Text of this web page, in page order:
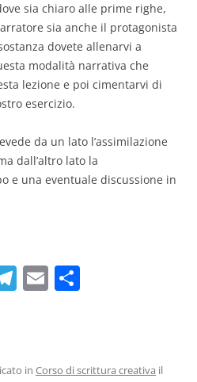
sia chiaro alle prime righe,
sia anche il protagonista
dovete allenarvi a
modalità narrativa che
lezione e poi cimentarvi di
esercizio.
da un lato l’assimilazione
dall’altro lato la
e una eventuale discussione in
T E
in Corso di scrittura creativa il